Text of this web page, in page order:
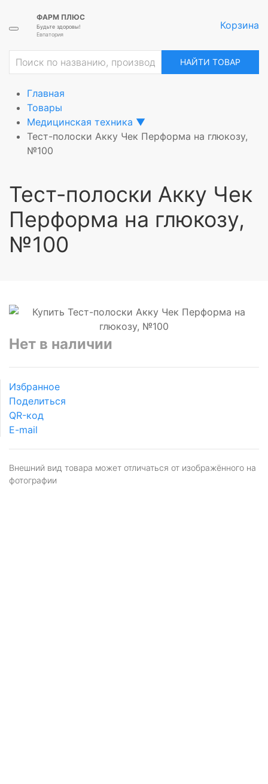
ФАРМ ПЛЮС
Будьте здоровы!
Евпатория
Корзина
НАЙТИ ТОВАР
Главная
Товары
Медицинская техника ▼
Тест-полоски Акку Чек Перформа на глюкозу,
№100
Тест-полоски Акку Чек
Перформа на глюкозу,
№100
Нет в наличии
Избранное
Поделиться
QR-код
E-mail
Внешний вид товара может отличаться от изображённого на
фотографии